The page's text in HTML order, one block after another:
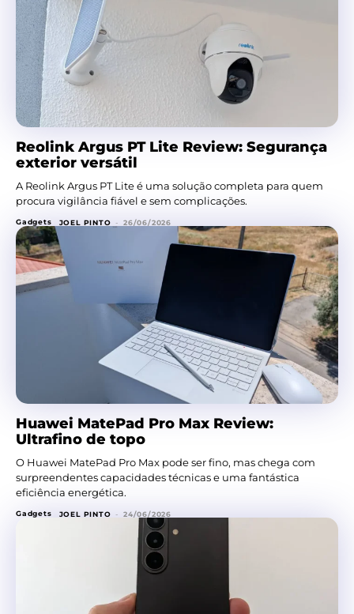
Reolink Argus PT Lite Review: Segurança
exterior versátil
A Reolink Argus PT Lite é uma solução completa para quem
procura vigilância fiável e sem complicações.
Gadgets JOEL PINTO - 26/06/2026
Huawei MatePad Pro Max Review:
Ultrafino de topo
O Huawei MatePad Pro Max pode ser fino, mas chega com
surpreendentes capacidades técnicas e uma fantástica
eficiência energética.
Gadgets JOEL PINTO - 24/06/2026